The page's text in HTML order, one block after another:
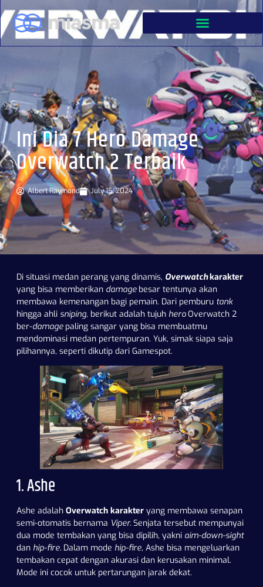
Ini Dia 7 Hero Damage
Overwatch 2 Terbaik
Albert Raymond July 15, 2024
Di situasi medan perang yang dinamis, Overwatchkarakter
yang bisa memberikan damage besar tentunya akan
membawa kemenangan bagi pemain. Dari pemburu tank
hingga ahli sniping, berikut adalah tujuh heroOverwatch 2
ber-damage paling sangar yang bisa membuatmu
mendominasi medan pertempuran. Yuk, simak siapa saja
pilihannya, seperti dikutip dari Gamespot.
1. Ashe
Ashe adalah Overwatch karakter yang membawa senapan
semi-otomatis bernama Viper. Senjata tersebut mempunyai
dua mode tembakan yang bisa dipilih, yakni aim-down-sight
dan hip-fire. Dalam mode hip-fire, Ashe bisa mengeluarkan
tembakan cepat dengan akurasi dan kerusakan minimal.
Mode ini cocok untuk pertarungan jarak dekat.